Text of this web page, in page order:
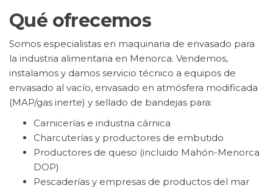
Qué ofrecemos
Somos especialistas en maquinaria de envasado para
la industria alimentaria en Menorca. Vendemos,
instalamos y damos servicio técnico a equipos de
envasado al vacío, envasado en atmósfera modificada
(MAP/gas inerte) y sellado de bandejas para:
Carnicerías e industria cárnica
Charcuterías y productores de embutido
Productores de queso (incluido Mahón-Menorca
DOP)
Pescaderías y empresas de productos del mar